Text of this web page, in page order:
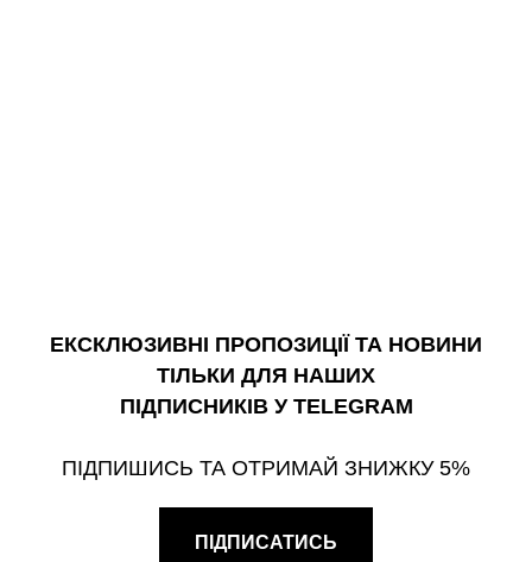
ЕКСКЛЮЗИВНІ ПРОПОЗИЦІЇ ТА НОВИНИ
ТІЛЬКИ ДЛЯ НАШИХ
ПІДПИСНИКІВ У TELEGRAM
ПІДПИШИСЬ ТА ОТРИМАЙ ЗНИЖКУ 5%
ПІДПИСАТИСЬ